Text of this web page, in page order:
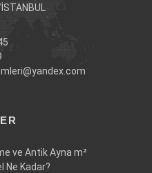
ve Antik Ayna m²
Ne Kadar?